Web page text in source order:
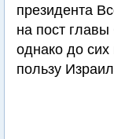
президента
на пост
однако до
пользу